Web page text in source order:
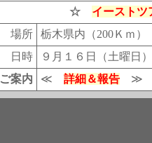
☆ イーストツ
場所
栃木県内（200Ｋｍ）
日時
９月１６日（土曜日
ご案内
≪ 詳細＆報告 ≫